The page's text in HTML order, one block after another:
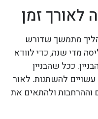
לאורך זמן
מתמשך שדורש
מדי שנה, כדי לוודא
ככל שהבניין
להשתנות. לאור
וההרחבות ולהתאים את